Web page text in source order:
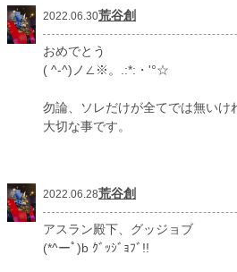
2022.06.30荒谷創
おめでとう
( ^-^)ノ∠※。.:*:・'°☆
勿論、ソレだけが全てでは無いけ
大切な事です。
2022.06.28荒谷創
アスラン殿下、グッジョブ
(*^ーﾟ)b ｸﾞｯｼﾞｮﾌﾞ!!